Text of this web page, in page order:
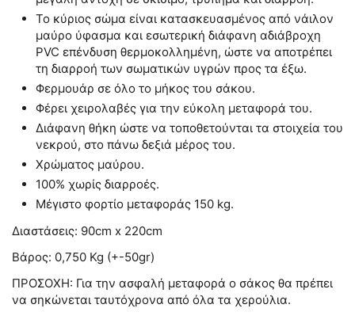
Το κύριος σώμα είναι κατασκευασμένος από νάιλον
μαύρο ύφασμα και εσωτερική διάφανη αδιάβροχη
PVC επένδυση θερμοκολλημένη, ώστε να αποτρέπει
τη διαρροή των σωματικών υγρών προς τα έξω.
Φερμουάρ σε όλο το μήκος του σάκου.
Φέρει χειρολαβές για την εύκολη μεταφορά του.
Διάφανη θήκη ώστε να τοποθετούνται τα στοιχεία του
νεκρού, στο πάνω δεξιά μέρος του.
Χρώματος μαύρου.
100% χωρίς διαρροές.
Μέγιστο φορτίο μεταφοράς 150 kg.
Διαστάσεις: 90cm x 220cm
Βάρος: 0,750 Kg (+-50gr)
ΠΡΟΣΟΧΗ: Για την ασφαλή μεταφορά ο σάκος θα πρέπει
να σηκώνεται ταυτόχρονα από όλα τα χερούλια.